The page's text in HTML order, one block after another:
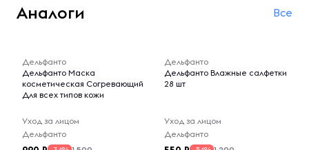
Аналоги Все
Дельфанто
Дельфанто Маска
косметическая Согревающий
Для всех типов кожи
Уход за лицом
Дельфанто
Дельфанто
Дельфанто Влажные салфетки
28 шт
Уход за лицом
Дельфанто